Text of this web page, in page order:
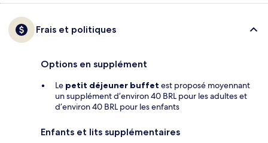
Frais et politiques
Options en supplément
Le petit déjeuner buffet est proposé moyennant
un supplément d’environ 40 BRL pour les adultes et
d’environ 40 BRL pour les enfants
Enfants et lits supplémentaires